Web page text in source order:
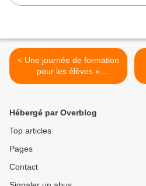
< Une journée de formation
pour les élèves «
bienveilleurs »
Hébergé par Overblog
Top articles
Pages
Contact